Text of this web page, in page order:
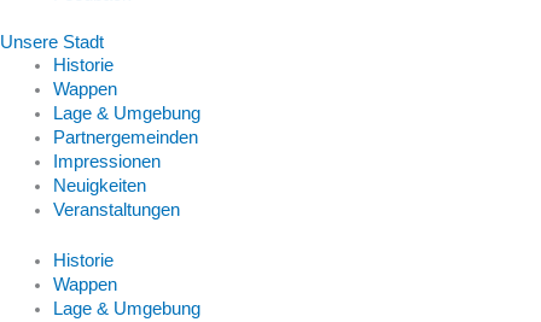
Unsere Stadt
Historie
Wappen
Lage & Umgebung
Partnergemeinden
Impressionen
Neuigkeiten
Veranstaltungen
Historie
Wappen
Lage & Umgebung